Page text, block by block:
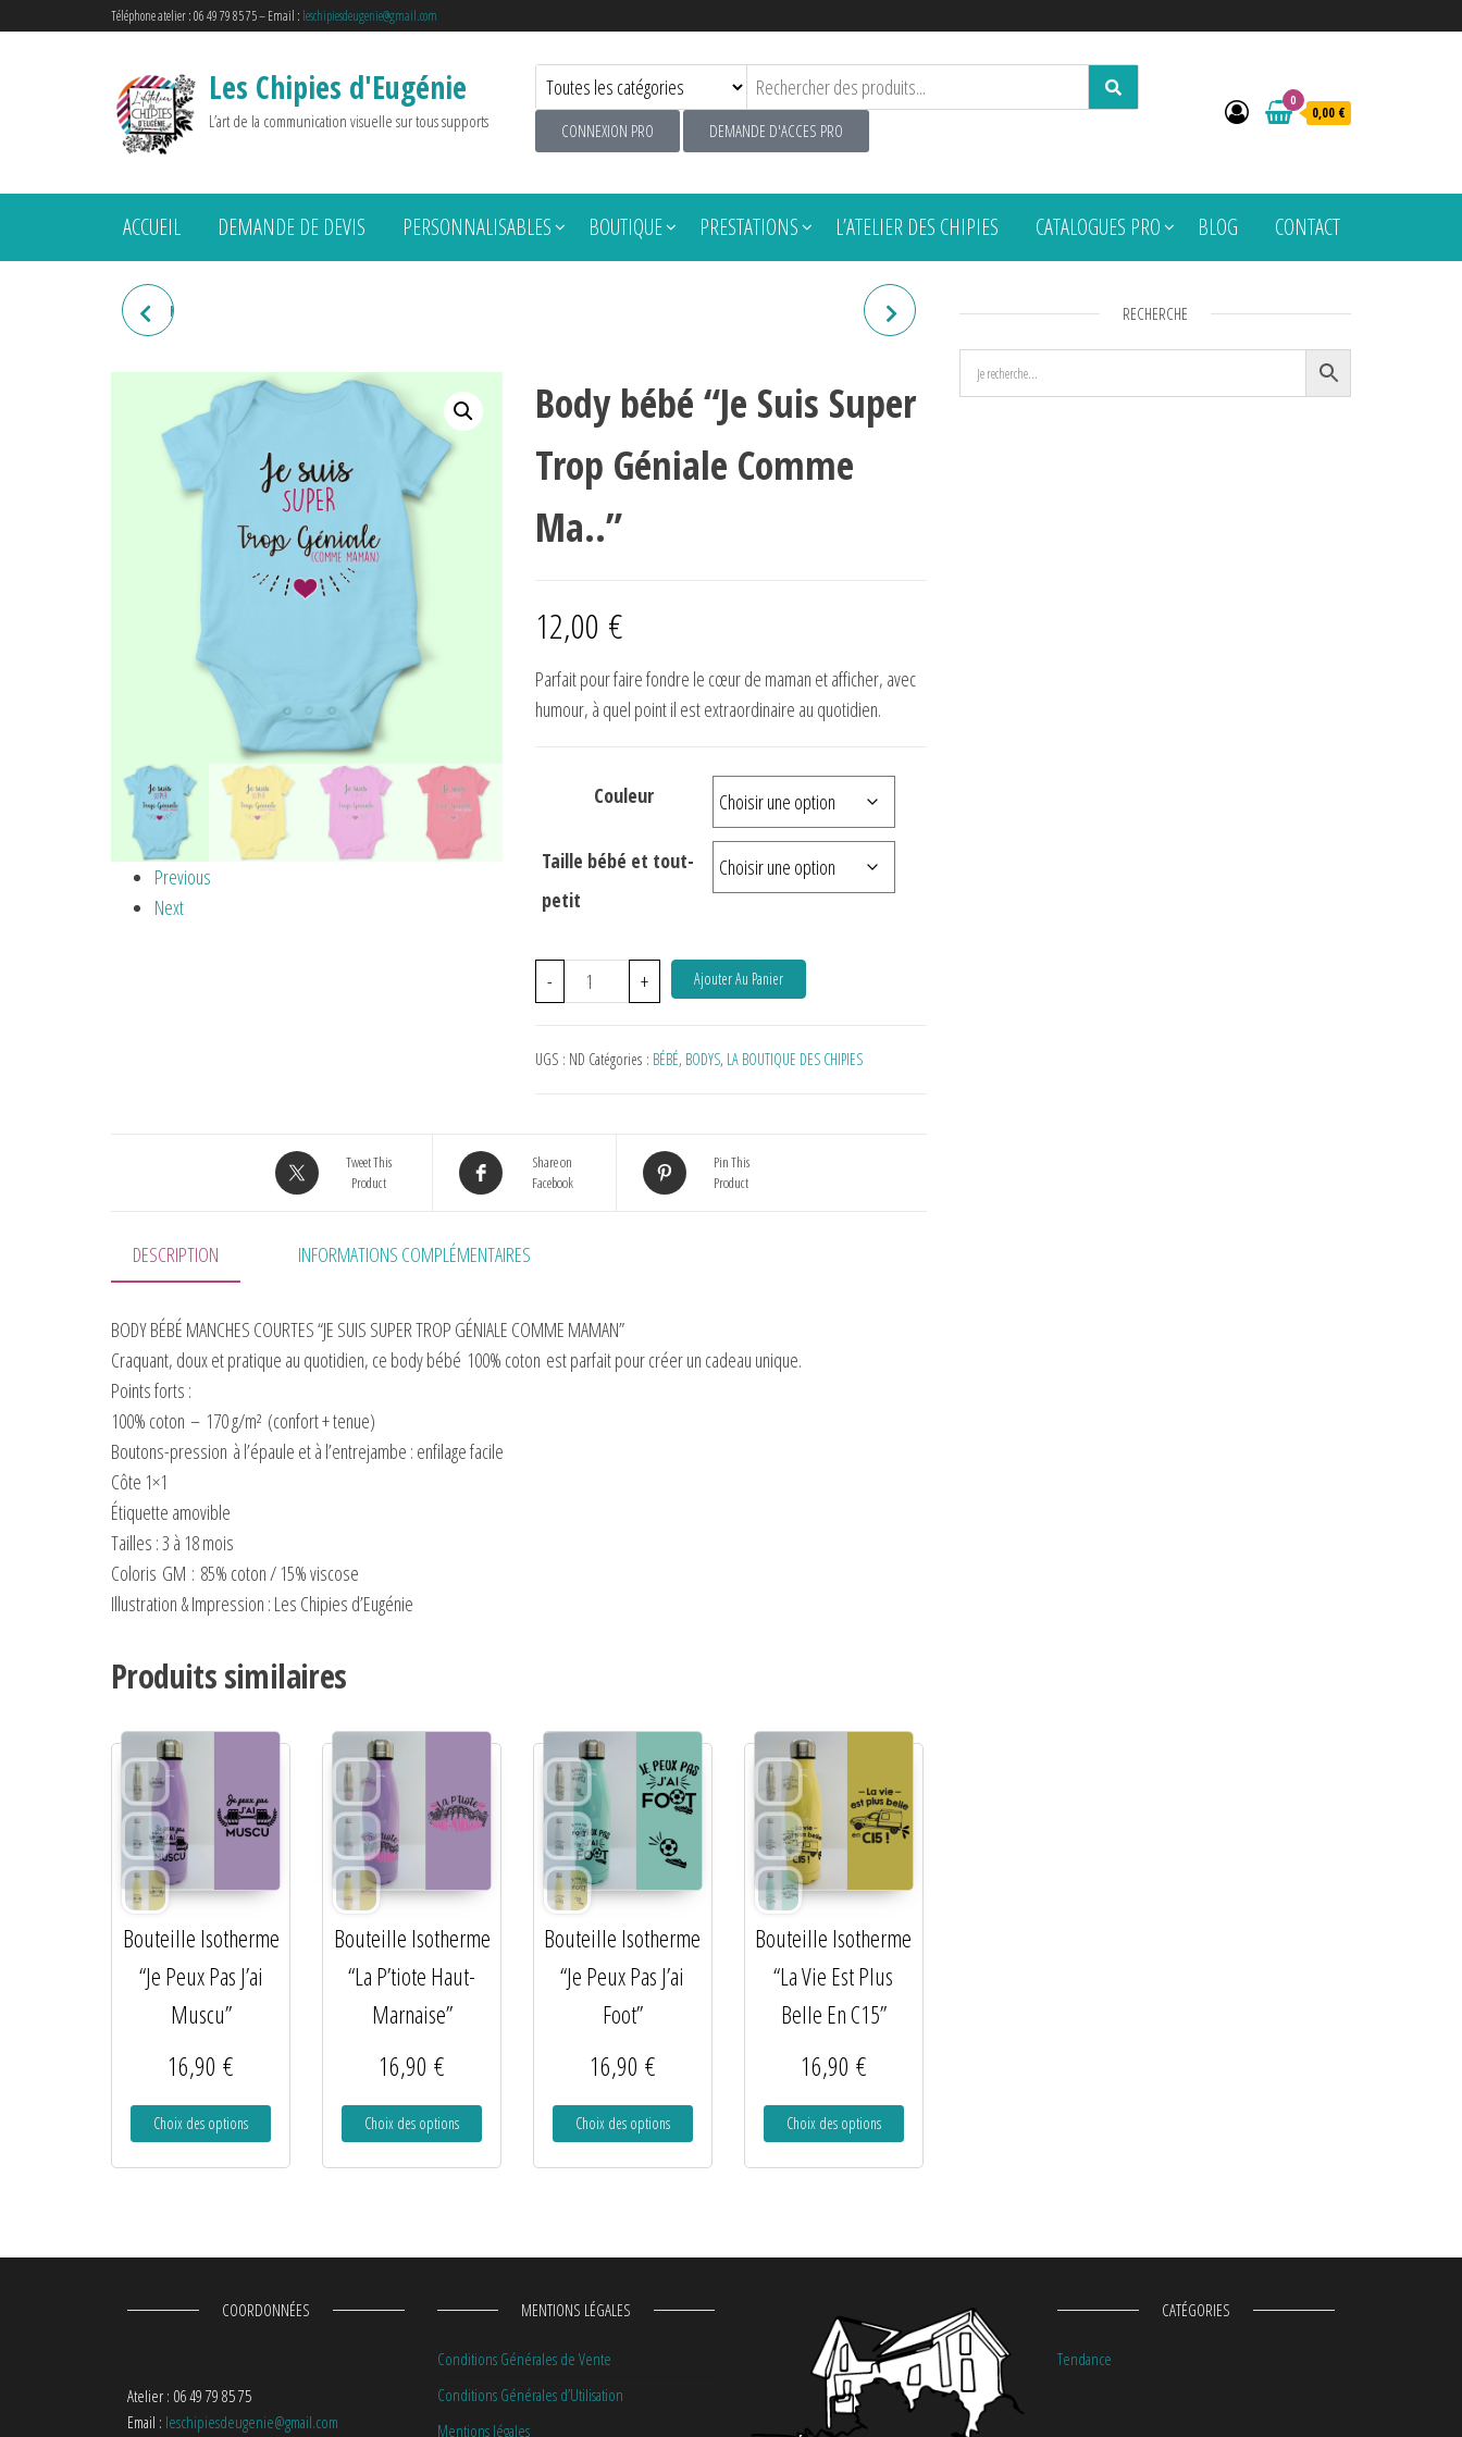
Téléphone atelier : 06 49 79 85 75 – Email : leschipiesdeugenie@gmail.com
Les Chipies d'Eugénie
L’art de la communication visuelle sur tous supports CONNEXION PRO DEMANDE D'ACCES PRO
0
0,00 €
ACCUEIL DEMANDE DE DEVIS PERSONNALISABLES BOUTIQUE PRESTATIONS L’ATELIER DES CHIPIES CATALOGUES PRO BLOG CONTACT
BODY BÉBÉ "JE SUIS SUPER
Previous
Next
Body bébé “Je Suis Super
Trop Géniale Comme
Ma..”
12,00 €
Parfait pour faire fondre le cœur de maman et afficher, avec
humour, à quel point il est extraordinaire au quotidien.
Couleur
Taille bébé et tout-
petit
- + Ajouter Au Panier
UGS : ND Catégories : BÉBÉ, BODYS, LA BOUTIQUE DES CHIPIES
Tweet This
Product
Share on
Facebook
Pin This
Product
DESCRIPTION INFORMATIONS COMPLÉMENTAIRES
BODY BÉBÉ MANCHES COURTES “JE SUIS SUPER TROP GÉNIALE COMME MAMAN”
Craquant, doux et pratique au quotidien, ce body bébé 100% coton est parfait pour créer un cadeau unique.
Points forts :
100% coton – 170 g/m² (confort + tenue)
Boutons-pression à l’épaule et à l’entrejambe : enfilage facile
Côte 1×1
Étiquette amovible
Tailles : 3 à 18 mois
Coloris GM : 85% coton / 15% viscose
Illustration & Impression : Les Chipies d’Eugénie
Produits similaires
Bouteille Isotherme
“Je Peux Pas J’ai
Muscu”
16,90€
Choix des options
Bouteille Isotherme
“La P’tiote Haut-
Marnaise”
16,90€
Choix des options
Bouteille Isotherme
“Je Peux Pas J’ai
Foot”
16,90 €
Choix des options
Bouteille Isotherme
“La Vie Est Plus
Belle En C15”
16,90 €
Choix des options
RECHERCHE
COORDONNÉES
Atelier : 06 49 79 85 75
Email : leschipiesdeugenie@gmail.com
MENTIONS LÉGALES
Conditions Générales de Vente
Conditions Générales d’Utilisation
Mentions légales
CATÉGORIES
Tendance